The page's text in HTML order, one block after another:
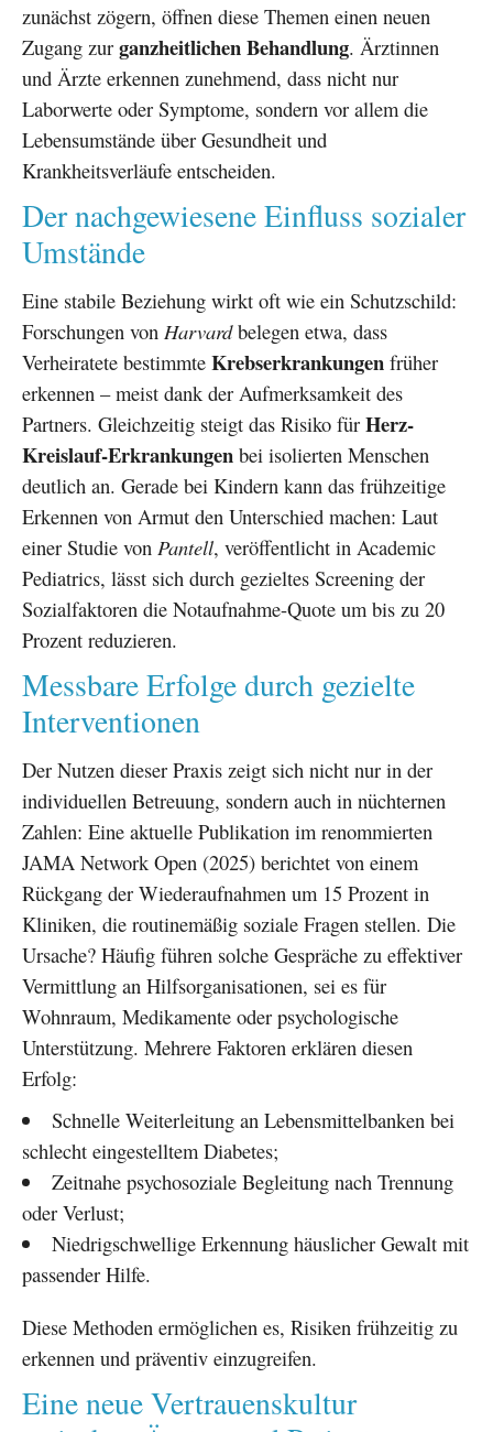
zunächst zögern, öffnen diese Themen einen neuen
Zugang zur ganzheitlichen Behandlung. Ärztinnen
und Ärzte erkennen zunehmend, dass nicht nur
Laborwerte oder Symptome, sondern vor allem die
Lebensumstände über Gesundheit und
Krankheitsverläufe entscheiden.
Der nachgewiesene Einfluss sozialer
Umstände
Eine stabile Beziehung wirkt oft wie ein Schutzschild:
Forschungen von Harvardbelegen etwa, dass
Verheiratete bestimmte Krebserkrankungen früher
erkennen – meist dank der Aufmerksamkeit des
Partners. Gleichzeitig steigt das Risiko für Herz-
Kreislauf-Erkrankungen bei isolierten Menschen
deutlich an. Gerade bei Kindern kann das frühzeitige
Erkennen von Armut den Unterschied machen: Laut
einer Studie von Pantell, veröffentlicht in Academic
Pediatrics, lässt sich durch gezieltes Screening der
Sozialfaktoren die Notaufnahme-Quote um bis zu 20
Prozent reduzieren.
Messbare Erfolge durch gezielte
Interventionen
Der Nutzen dieser Praxis zeigt sich nicht nur in der
individuellen Betreuung, sondern auch in nüchternen
Zahlen: Eine aktuelle Publikation im renommierten
JAMA Network Open (2025) berichtet von einem
Rückgang der Wiederaufnahmen um 15 Prozent in
Kliniken, die routinemäßig soziale Fragen stellen. Die
Ursache? Häufig führen solche Gespräche zu effektiver
Vermittlung an Hilfsorganisationen, sei es für
Wohnraum, Medikamente oder psychologische
Unterstützung. Mehrere Faktoren erklären diesen
Erfolg:
Schnelle Weiterleitung an Lebensmittelbanken bei
schlecht eingestelltem Diabetes;
Zeitnahe psychosoziale Begleitung nach Trennung
oder Verlust;
Niedrigschwellige Erkennung häuslicher Gewalt mit
passender Hilfe.
Diese Methoden ermöglichen es, Risiken frühzeitig zu
erkennen und präventiv einzugreifen.
Eine neue Vertrauenskultur